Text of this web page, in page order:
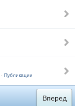
· Публикации
Вперед